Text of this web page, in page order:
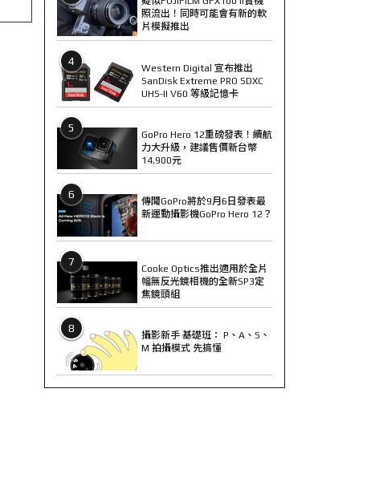
照流出！同時可能會有新的軟
片模擬推出
4
Western Digital 宣布推出
SanDisk Extreme PRO SDXC
UHS-II V60 等級記憶卡
5
GoPro Hero 12重磅發表！續航
力大升級，建議售價新台幣
14,900元
6
傳聞GoPro將於9月6日發表最
新運動攝影機GoPro Hero 12？
7
Cooke Optics推出適用於全片
幅無反光鏡相機的全新SP3定
焦鏡頭組
8
攝影新手 基礎班： P、A、S、
M 拍攝模式 先搞懂